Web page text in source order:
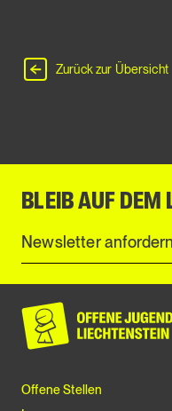
Zurück zur Übersicht
BLEIB AUF DEM
Offene Stellen